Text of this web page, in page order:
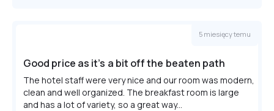
5 miesięcy temu
Good price as it’s a bit off the beaten path
The hotel staff were very nice and our room was modern,
clean and well organized. The breakfast room is large
and has a lot of variety, so a great way...